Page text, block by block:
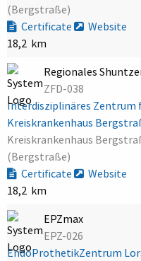
(Bergstraße)
Certificate
Website
18,2 km
Regionales
ZFD-038
Interdisziplinäres Zentrum
Kreiskrankenhaus
Kreiskrankenhaus
(Bergstraße)
Certificate
Website
18,2 km
EPZmax
EPZ-026
EndoProthetikZentrum